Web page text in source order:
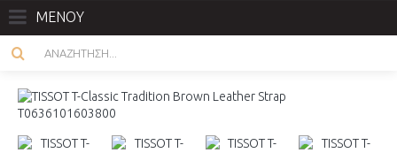
ΜΕΝΟΥ